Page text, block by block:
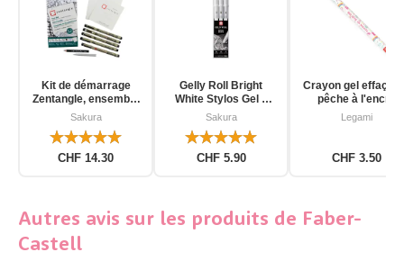
Kit de démarrage
Zentangle, ensemble
d'outils pour
Sakura
CHF 14.30
Gelly Roll Bright
White Stylos Gel 3
pièces
Sakura
CHF 5.90
Crayon gel
pêche à l'encre
d'unicorn
Legami
CHF 3.50
Autres avis sur les produits de Faber-
Castell